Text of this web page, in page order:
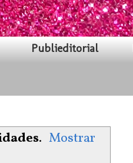
Publieditorial
. Mostrar